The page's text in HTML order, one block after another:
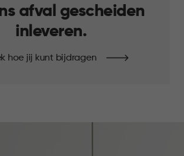
afval gescheiden
inleveren.
hoe jij kunt bijdragen